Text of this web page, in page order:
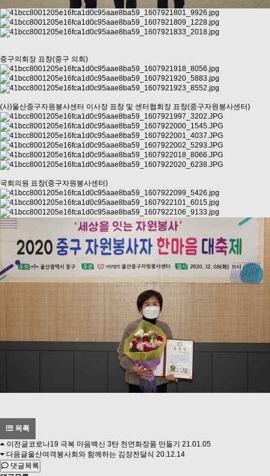
중구의회장 표창(중구 의회)
(사)울산중구자원봉사센터 이사장 표창 및 센터협회장 표창(중구자원봉사센터)
국회의원 표창(중구자원봉사센터)
목록
이전글코로나19 극복 마음백신 3탄 천연화장품 만들기 21.01.05
다음글울산여객봉사회와 함께하는 김장전달식 20.12.14
댓글목록